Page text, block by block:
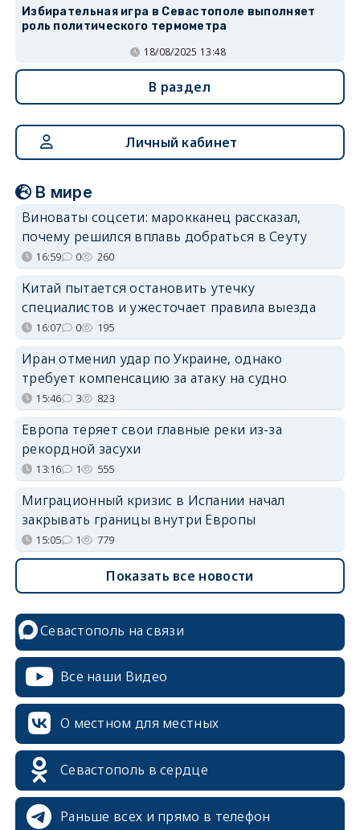
Избирательная игра в Севастополе выполняет
роль политического термометра
18/08/2025 13:48
В раздел
Личный кабинет
В мире
Виноваты соцсети: марокканец рассказал,
почему решился вплавь добраться в Сеуту
16:59 0 260
Китай пытается остановить утечку
специалистов и ужесточает правила выезда
16:07 0 195
Иран отменил удар по Украине, однако
требует компенсацию за атаку на судно
15:46 3 823
Европа теряет свои главные реки из-за
рекордной засухи
13:16 1 555
Миграционный кризис в Испании начал
закрывать границы внутри Европы
15:05 1 779
Показать все новости
Севастополь на связи
Все наши Видео
О местном для местных
Севастополь в сердце
Раньше всех и прямо в телефон